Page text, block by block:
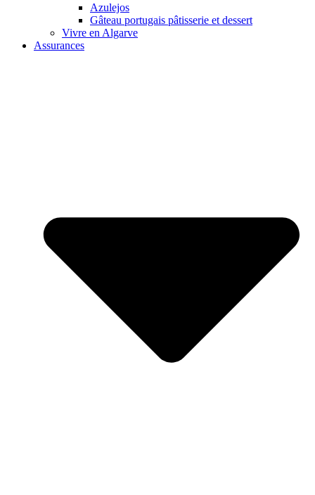
Azulejos
Gâteau portugais pâtisserie et dessert
Vivre en Algarve
Assurances